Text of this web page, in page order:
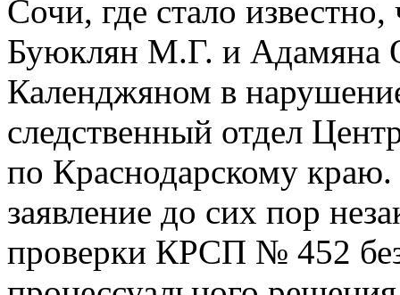
Сочи, где стало известно,
Буюклян М.Г. и Адамяна
Календжяном в
следственный отдел
по Краснодарскому
заявление до сих пор
проверки КРСП № 452